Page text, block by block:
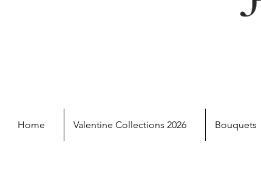
Home Valentine Collections 2026 Bouquets